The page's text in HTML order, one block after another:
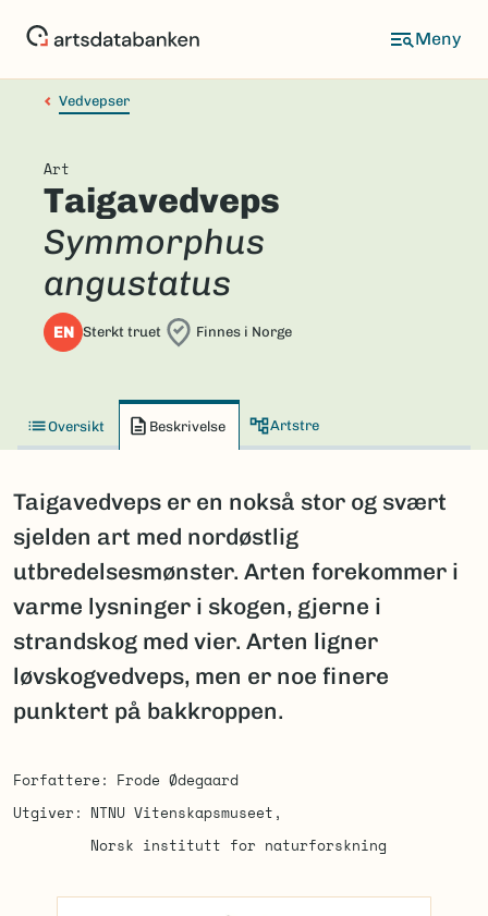
Vedvepser
Art
Taigavedveps
Symmorphus
angustatus
EN Sterkt truet Finnes i Norge
Oversikt Beskrivelse Artstre
Taigavedveps er en nokså stor og svært
sjelden art med nordøstlig
utbredelsesmønster. Arten forekommer i
varme lysninger i skogen, gjerne i
strandskog med vier. Arten ligner
løvskogvedveps, men er noe finere
punktert på bakkroppen.
Forfattere
Frode Ødegaard
Utgiver
NTNU Vitenskapsmuseet
Norsk institutt for naturforskning